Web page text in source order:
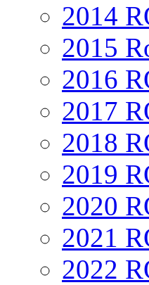
2014
2015
2016
2017
2018
2019
2020
2021
2022